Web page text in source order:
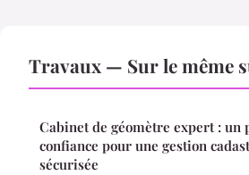
Travaux — Sur le même
Cabinet de géomètre expert : un
confiance pour une gestion
sécurisée